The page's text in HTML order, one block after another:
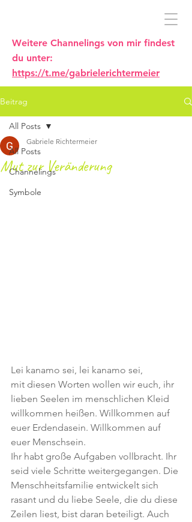
Weitere Channelings von mir findest
du unter:
https://t.me/gabrielerichtermeier
Beitrag
All Posts
Channelings
Symbole
All Posts
Mut zur Veränderung
Gabriele Richtermeier
Lei kanamo sei, lei kanamo sei,
mit diesen Worten wollen wir euch, ihr
lieben Seelen im menschlichen Kleid
willkommen heißen. Willkommen auf
euer Erdendasein. Willkommen auf
euer Menschsein.
Ihr habt große Aufgaben vollbracht. Ihr
seid viele Schritte weitergegangen. Die
Menschheitsfamilie entwickelt sich
rasant und du liebe Seele, die du diese
Zeilen liest, bist daran beteiligt. Auch